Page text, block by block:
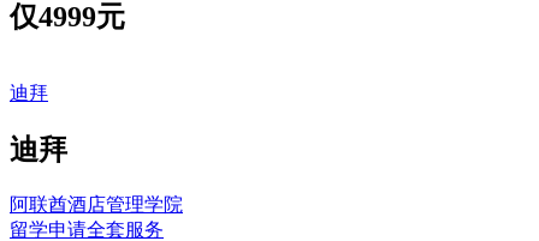
仅4999元
迪拜
迪拜
阿联酋酒店管理学院
留学申请全套服务